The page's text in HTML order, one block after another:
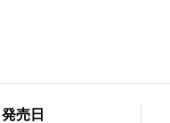
発売日